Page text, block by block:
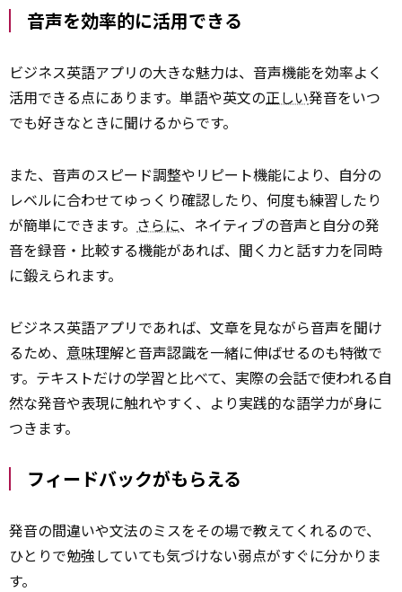
音声を効率的に活用できる
ビジネス英語アプリの大きな魅力は、音声機能を効率よく
活用できる点にあります。単語や英文の正しい発音をいつ
でも好きなときに聞けるからです。
また、音声のスピード調整やリピート機能により、自分の
レベルに合わせてゆっくり確認したり、何度も練習したり
が簡単にできます。 さらに、ネイティブの音声と自分の発
音を録音・比較する機能があれば、聞く力と話す力を同時
に鍛えられます。
ビジネス英語アプリであれば、文章を見ながら音声を聞け
るため、 意味理解と音声認識を一緒に伸ばせるのも特徴で
す。テキストだけの学習と比べて、実際の会話で使われる自
然な発音や表現に触れやすく、より実践的な語学力が身に
つきます。
フィードバックがもらえる
発音の間違いや文法のミスをその場で教えてくれるので、
ひとりで勉強していても気づけない弱点がすぐに分かりま
す。